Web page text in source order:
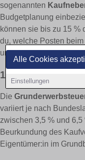
Alle Cookies
Einstellungen
sogenannten
Budgetplanung
können sie bis zu 15 %
du, welche Posten beim
und wo du sparen
1)
Die
variiert je nach
zwischen 3,5 % und
Beurkundung des
Eigentümer:in im